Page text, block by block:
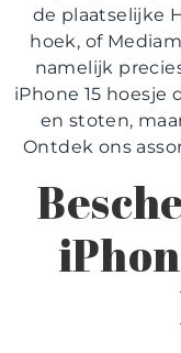
de plaatselijke
hoek, of
namelijk
iPhone 15 hoesje
en stoten,
Ontdek ons